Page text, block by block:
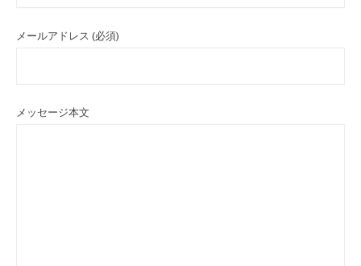
メールアドレス (必須)
メッセージ本文